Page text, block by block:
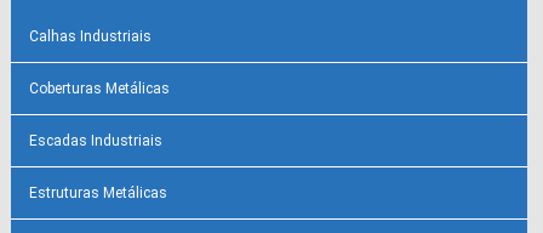
Calhas Industriais
Coberturas Metálicas
Escadas Industriais
Estruturas Metálicas